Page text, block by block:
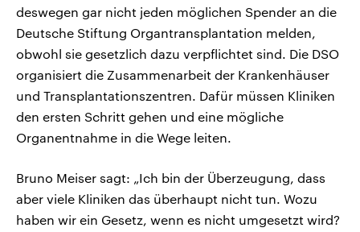
deswegen gar nicht jeden möglichen Spender an die
Deutsche Stiftung Organtransplantation melden,
obwohl sie gesetzlich dazu verpflichtet sind. Die DSO
organisiert die Zusammenarbeit der Krankenhäuser
und Transplantationszentren. Dafür müssen Kliniken
den ersten Schritt gehen und eine mögliche
Organentnahme in die Wege leiten.
Bruno Meiser sagt: „Ich bin der Überzeugung, dass
aber viele Kliniken das überhaupt nicht tun. Wozu
haben wir ein Gesetz, wenn es nicht umgesetzt wird?